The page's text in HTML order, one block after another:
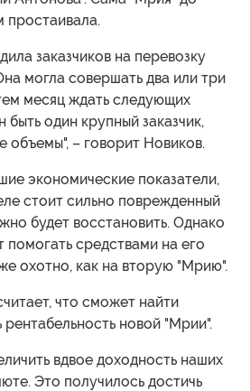
простаивала.
заказчиков на перевозку
могла совершать два или три
месяц ждать следующих
быть один крупный заказчик,
объемы", – говорит Новиков.
экономические показатели,
стоит сильно поврежденный
будет восстановить. Однако
помогать средствами на его
охотно, как на вторую "Мрию".
что сможет найти
рентабельность новой "Мрии".
вдвое доходность наших
Это получилось достичь